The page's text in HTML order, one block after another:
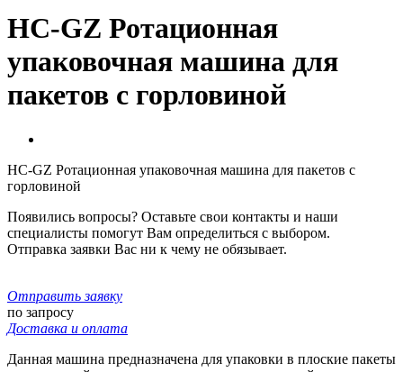
HC-GZ Ротационная
упаковочная машина для
пакетов с горловиной
HC-GZ Ротационная упаковочная машина для пакетов с
горловиной
Появились вопросы? Оставьте свои контакты и наши
специалисты помогут Вам определиться с выбором.
Отправка заявки Вас ни к чему не обязывает.
Отправить заявку
по запросу
Доставка и оплата
Данная машина предназначена для упаковки в плоские пакеты